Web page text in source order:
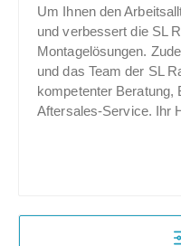
Um Ihnen den
und verbessert die SL
Montagelösungen.
und das Team der SL
kompetenter Beratung,
Aftersales-Service. Ihr